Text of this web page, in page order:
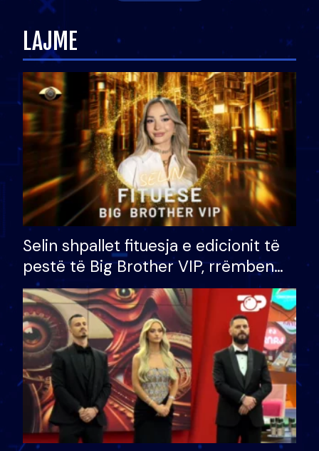
LAJME
Selin shpallet fituesja e edicionit të
pestë të Big Brother VIP, rrëmben
çmimin e madh prej 100 mijë eurosh